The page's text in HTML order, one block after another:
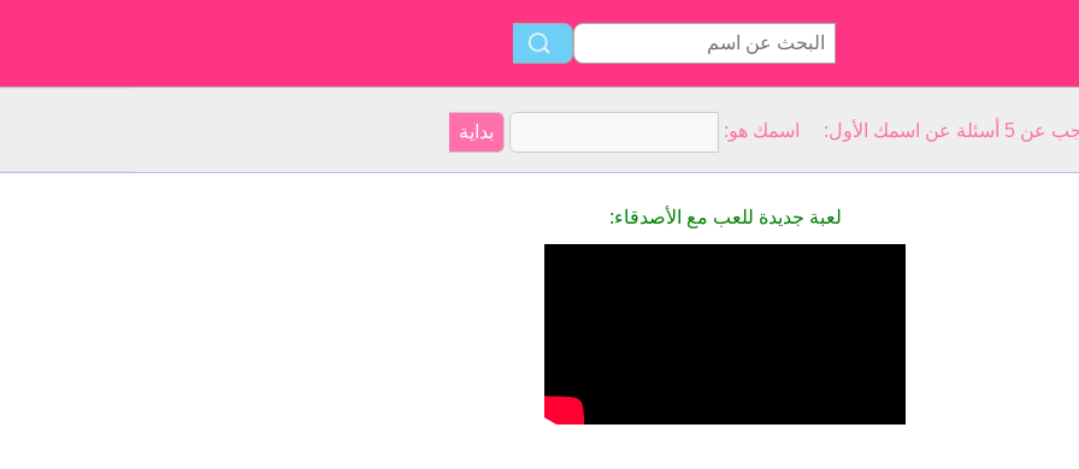
الأول: اسمك هو:
لعبة جديدة للعب مع الأصدقاء: